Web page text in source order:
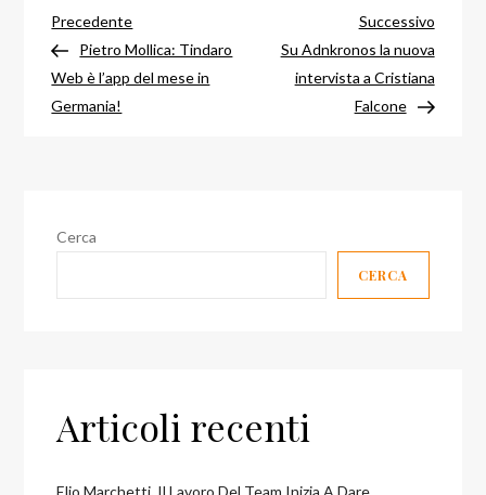
Navigazione
articoli
Articolo
precedente
Precedente
Pietro Mollica: Tindaro
Web è l’app del mese in
Germania!
Successivo
Su Adnkronos la nuova
intervista a Cristiana
Falcone
Cerca
CERCA
Articoli recenti
Elio Marchetti, Il Lavoro Del Team Inizia A Dare